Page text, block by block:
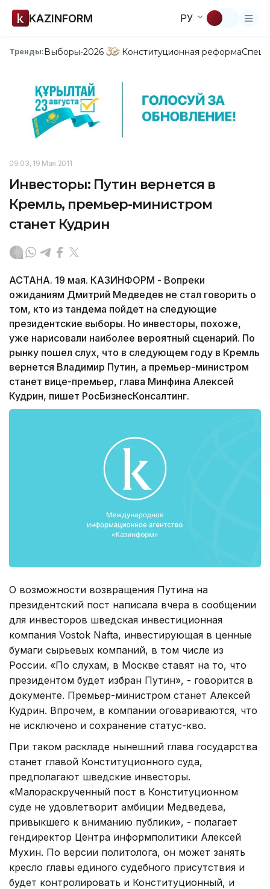
KAZINFORM РУ
Тренды:Выборы-2026 Конституционная реформа
09:03, 19 Мая 2011
Инвесторы: Путин вернется в
Кремль, премьер-министром
станет Кудрин
АСТАНА. 19 мая. КАЗИНФОРМ - Вопреки
ожиданиям Дмитрий Медведев не стал говорить о
том, кто из тандема пойдет на следующие
президентские выборы. Но инвесторы, похоже,
уже нарисовали наиболее вероятный сценарий. По
рынку пошел слух, что в следующем году в Кремль
вернется Владимир Путин, а премьер-министром
станет вице-премьер, глава Минфина Алексей
Кудрин, пишет РосБизнесКонсалтинг.
О возможности возвращения Путина на
президентский пост написала вчера в сообщении
для инвесторов шведская инвестиционная
компания Vostok Nafta, инвестирующая в ценные
бумаги сырьевых компаний, в том числе из
России. «По слухам, в Москве ставят на то, что
президентом будет избран Путин», - говорится в
документе. Премьер-министром станет Алексей
Кудрин. Впрочем, в компании оговариваются, что
не исключено и сохранение статус-кво.
При таком раскладе нынешний глава государства
станет главой Конституционного суда,
предполагают шведские инвесторы.
«Малораскрученный пост в Конституционном
суде не удовлетворит амбиции Медведева,
привыкшего к вниманию публики», - полагает
гендиректор Центра информполитики Алексей
Мухин. По версии политолога, он может занять
кресло главы единого судебного присутствия и
будет контролировать и Конституционный, и